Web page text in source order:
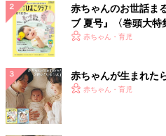
赤ちゃんのお世話ま
ブ 夏号』〈巻頭大
く！ おっぱい・ミル
赤ちゃん・育児
赤ちゃんが生まれた
赤ちゃん・育児